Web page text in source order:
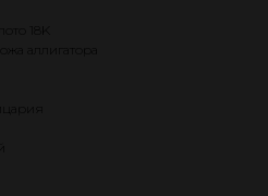
18K
аллигатора